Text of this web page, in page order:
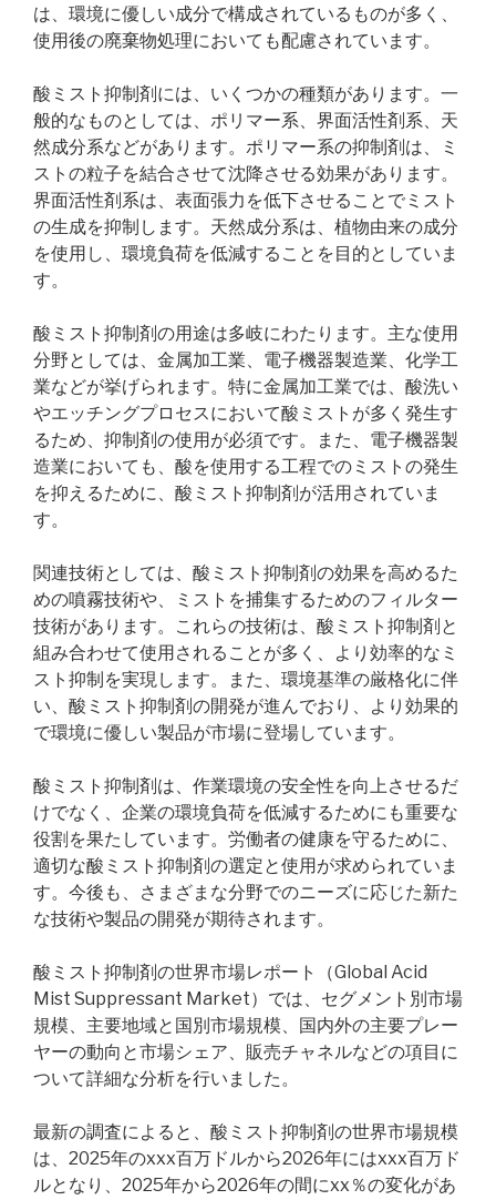
は、環境に優しい成分で構成されているものが多く、
使用後の廃棄物処理においても配慮されています。
酸ミスト抑制剤には、いくつかの種類があります。一
般的なものとしては、ポリマー系、界面活性剤系、天
然成分系などがあります。ポリマー系の抑制剤は、ミ
ストの粒子を結合させて沈降させる効果があります。
界面活性剤系は、表面張力を低下させることでミスト
の生成を抑制します。天然成分系は、植物由来の成分
を使用し、環境負荷を低減することを目的としていま
す。
酸ミスト抑制剤の用途は多岐にわたります。主な使用
分野としては、金属加工業、電子機器製造業、化学工
業などが挙げられます。特に金属加工業では、酸洗い
やエッチングプロセスにおいて酸ミストが多く発生す
るため、抑制剤の使用が必須です。また、電子機器製
造業においても、酸を使用する工程でのミストの発生
を抑えるために、酸ミスト抑制剤が活用されていま
す。
関連技術としては、酸ミスト抑制剤の効果を高めるた
めの噴霧技術や、ミストを捕集するためのフィルター
技術があります。これらの技術は、酸ミスト抑制剤と
組み合わせて使用されることが多く、より効率的なミ
スト抑制を実現します。また、環境基準の厳格化に伴
い、酸ミスト抑制剤の開発が進んでおり、より効果的
で環境に優しい製品が市場に登場しています。
酸ミスト抑制剤は、作業環境の安全性を向上させるだ
けでなく、企業の環境負荷を低減するためにも重要な
役割を果たしています。労働者の健康を守るために、
適切な酸ミスト抑制剤の選定と使用が求められていま
す。今後も、さまざまな分野でのニーズに応じた新た
な技術や製品の開発が期待されます。
酸ミスト抑制剤の世界市場レポート（Global Acid
Mist Suppressant Market）では、セグメント別市場
規模、主要地域と国別市場規模、国内外の主要プレー
ヤーの動向と市場シェア、販売チャネルなどの項目に
ついて詳細な分析を行いました。
最新の調査によると、酸ミスト抑制剤の世界市場規模
は、2025年のxxx百万ドルから2026年にはxxx百万ド
ルとなり、2025年から2026年の間にxx％の変化があ